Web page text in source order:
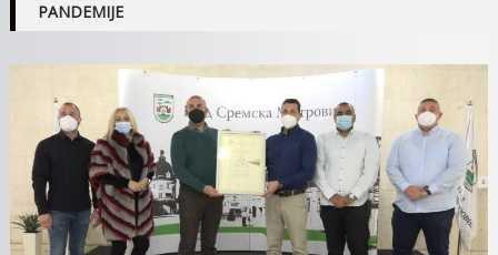
PANDEMIJE